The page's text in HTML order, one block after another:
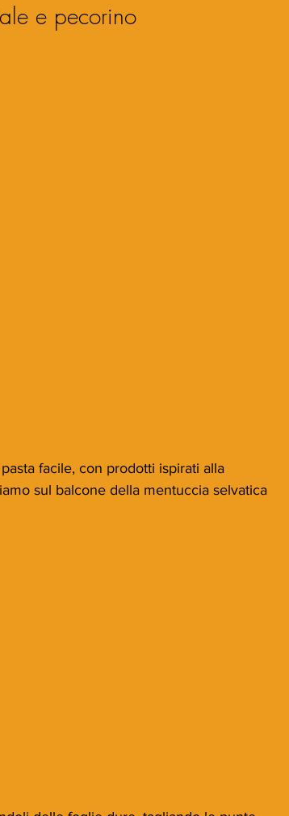
e pecorino
facile, con prodotti ispirati alla
sul balcone della mentuccia selvatica